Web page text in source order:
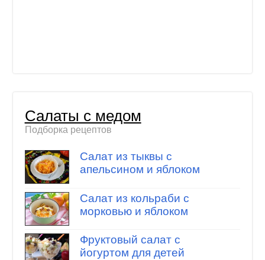
Салаты с медом
Подборка рецептов
Салат из тыквы с
апельсином и яблоком
Салат из кольраби с
морковью и яблоком
Фруктовый салат с
йогуртом для детей